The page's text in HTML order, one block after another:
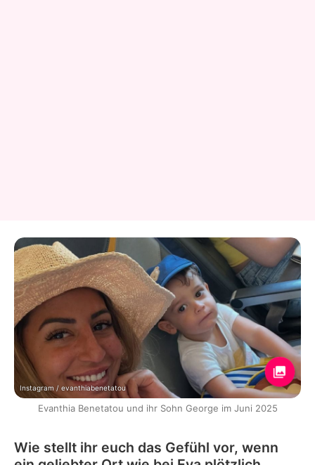
Instagram / evanthiabenetatou
Evanthia Benetatou und ihr Sohn George im Juni 2025
Wie stellt ihr euch das Gefühl vor, wenn